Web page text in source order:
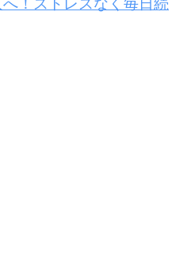
！ストレスなく毎日続